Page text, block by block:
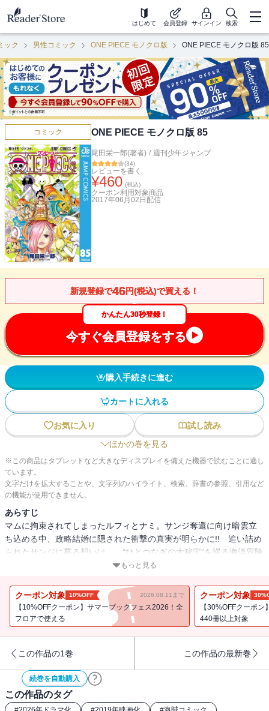
はじめて 会員登録 サインイン 検索
ック 男性コミック ONE PIECE モノクロ版 ONE PIECE モノクロ版 85
コミック ONE PIECE モノクロ版 85
尾田栄一郎(著者) / 週刊少年ジャンプ
(34)
レビューを書く
¥460 (税込)
クーポン利用対象商品
2017年06月02日 配信
新規登録で46円(税込)で買える！
かんたん30秒登録！
今すぐ会員登録をする
購入手続きに進む
カートに入れる
お気に入り
試し読み
ほかの巻を見る
※この商品はタブレットなど大きなディスプレイを備えた機器で読むことに適し
ています。
文字だけを拡大することや、文字列のハイライト、検索、辞書の参照、引用など
の機能が使用できません。
あらすじ
マムに拘束されてしまったルフィとナミ。サンジ奪還に向け暗雲立
ち込める中、政略結婚に隠された衝撃の真実が明らかに!! 追い詰め
られたサンジに募る想いは…。“ひとつなぎの大秘宝”を巡る海洋冒険
もっと見る
クーポン対象 10%OFF 2026.08.11まで
【10%OFFクーポン】サマーブックフェス2026！全
フロアで使える
クーポン対象
【30%OFFクーポ
440冊以上対象
この作品の1巻 この作品の最新巻
続巻を自動購入
この作品のタグ